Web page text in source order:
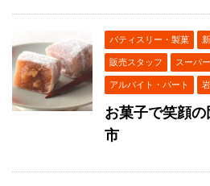
パティスリー・製菓
販売スタッフ スーパ
アルバイト・パート
お菓子で笑顔
市